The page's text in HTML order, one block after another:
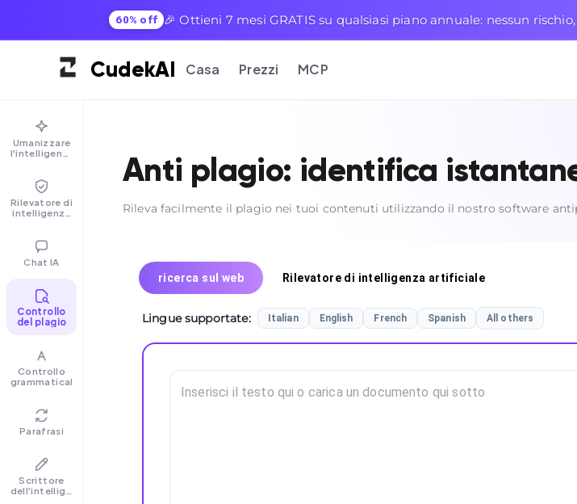
60% off 🎉 Ottieni 7 mesi GRATIS su qualsiasi piano annuale: nessun
CudekAI Casa Prezzi MCP
Umanizzare
l'intelligenza
Rilevatore di
intelligenza
Chat IA
Controllo
del plagio
Controllo
grammaticale
Parafrasi
Scrittore
dell'intelligenza
Anti plagio: identifica
Rileva facilmente il plagio nei tuoi contenuti utilizzando il nostro software
ricerca sul web Rilevatore di intelligenza artificiale
Lingue supportate: Italian English French Spanish All others